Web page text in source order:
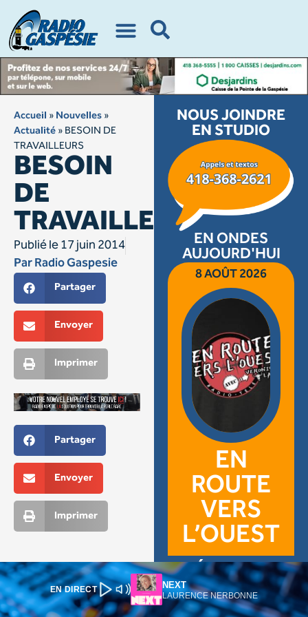
EN DIRECT NEXT
LAURENCE NERBONNE